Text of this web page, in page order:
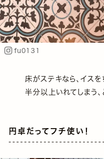
fu0131
床がステキなら、イスを
半分以上いれてしまう、
円卓だってフチ使い！